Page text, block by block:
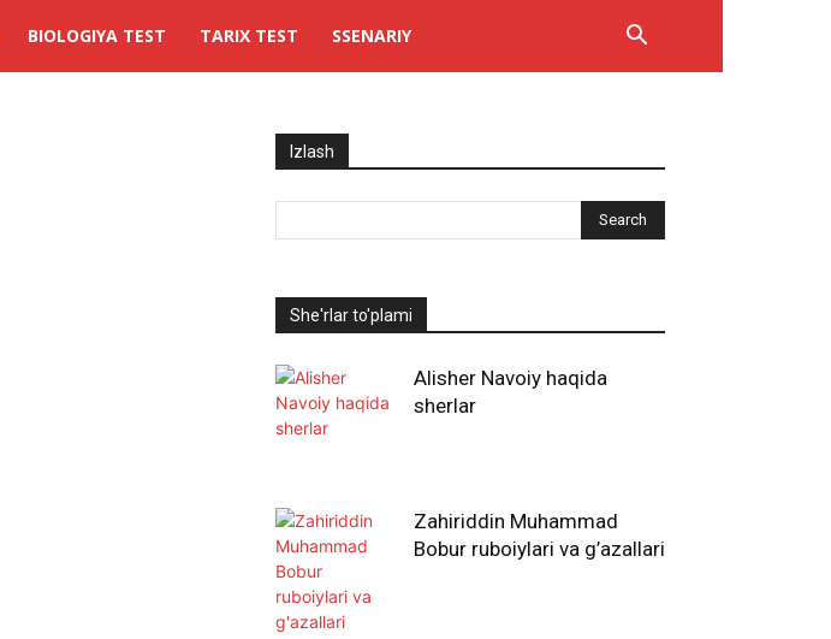
BIOLOGIYA TEST TARIX TEST SSENARIY
Izlash
She'rlar to'plami
Alisher Navoiy haqida
sherlar
Zahiriddin Muhammad
Bobur ruboiylari va g’azallari